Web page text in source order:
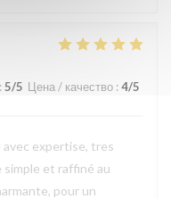
: 5/5 Цена / качество :4/5
expertise, tres
et raffiné au
pour un